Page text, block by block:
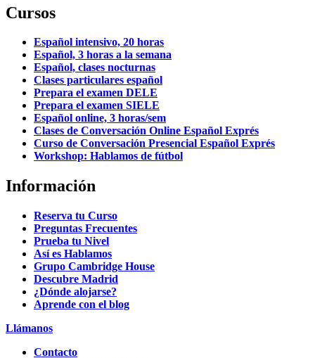
Cursos
Español intensivo, 20 horas
Español, 3 horas a la semana
Español, clases nocturnas
Clases particulares español
Prepara el examen DELE
Prepara el examen SIELE
Español online, 3 horas/sem
Clases de Conversación Online Español Exprés
Curso de Conversación Presencial Español Exprés
Workshop: Hablamos de fútbol
Información
Reserva tu Curso
Preguntas Frecuentes
Prueba tu Nivel
Así es Hablamos
Grupo Cambridge House
Descubre Madrid
¿Dónde alojarse?
Aprende con el blog
Llámanos
Contacto